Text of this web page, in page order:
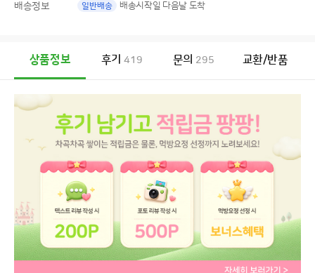
배송정보 일반배송 배송시작일 다음날 도착
상품정보 후기419 문의 295 교환/반품